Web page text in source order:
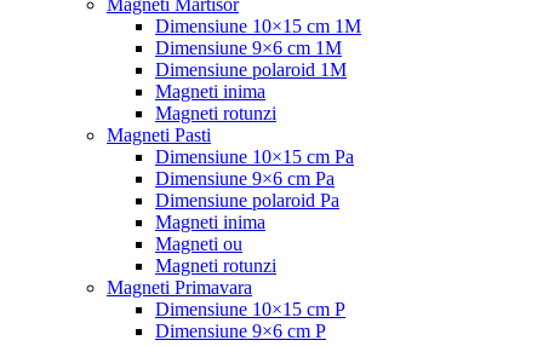
Magneti Martisor
Dimensiune 10×15 cm 1M
Dimensiune 9×6 cm 1M
Dimensiune polaroid 1M
Magneti inima
Magneti rotunzi
Magneti Pasti
Dimensiune 10×15 cm Pa
Dimensiune 9×6 cm Pa
Dimensiune polaroid Pa
Magneti inima
Magneti ou
Magneti rotunzi
Magneti Primavara
Dimensiune 10×15 cm P
Dimensiune 9×6 cm P